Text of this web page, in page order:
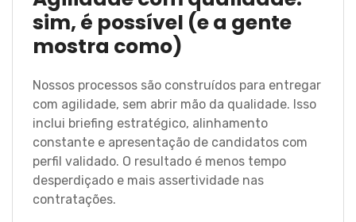
sim, é possível (e a gente
mostra como)
Nossos processos são construídos para entregar
com agilidade, sem abrir mão da qualidade. Isso
inclui briefing estratégico, alinhamento
constante e apresentação de candidatos com
perfil validado. O resultado é menos tempo
desperdiçado e mais assertividade nas
contratações.